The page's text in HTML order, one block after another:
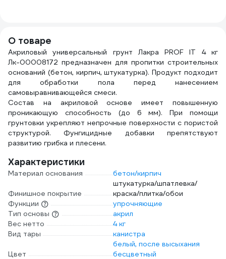
О товаре
Акриловый универсальный грунт Лакра PROF IT 4 кг
Лк-00008172 предназначен для пропитки строительных
оснований (бетон, кирпич, штукатурка). Продукт подходит
для обработки пола перед нанесением
самовыравнивающейся смеси.
Состав на акриловой основе имеет повышенную
проникающую способность (до 6 мм). При помощи
грунтовки укрепляют непрочные поверхности с пористой
структурой. Фунгицидные добавки препятствуют
развитию грибка и плесени.
Характеристики
Материал основания бетон/кирпич
Финишное покрытие
штукатурка/шпатлевка/
краска/плитка/обои
Функции
упрочняющие
Тип основы
акрил
Вес нетто
4 кг
Вид тары
канистра
Цвет
белый, после высыхания
бесцветный